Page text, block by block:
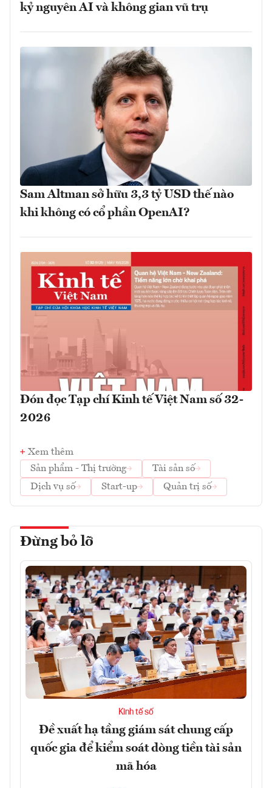
kỷ nguyên AI và không gian vũ trụ
Sam Altman sở hữu 3,3 tỷ USD thế nào
khi không có cổ phần OpenAI?
Đón đọc Tạp chí Kinh tế Việt Nam số 32-
2026
Xem thêm
Sản phẩm - Thị trường
Tài sản số
Dịch vụ số
Start-up Quản trị số
Đừng bỏ lỡ
Kinh tế số
Đề xuất hạ tầng giám sát chung cấp
quốc gia để kiểm soát dòng tiền tài sản
mã hóa